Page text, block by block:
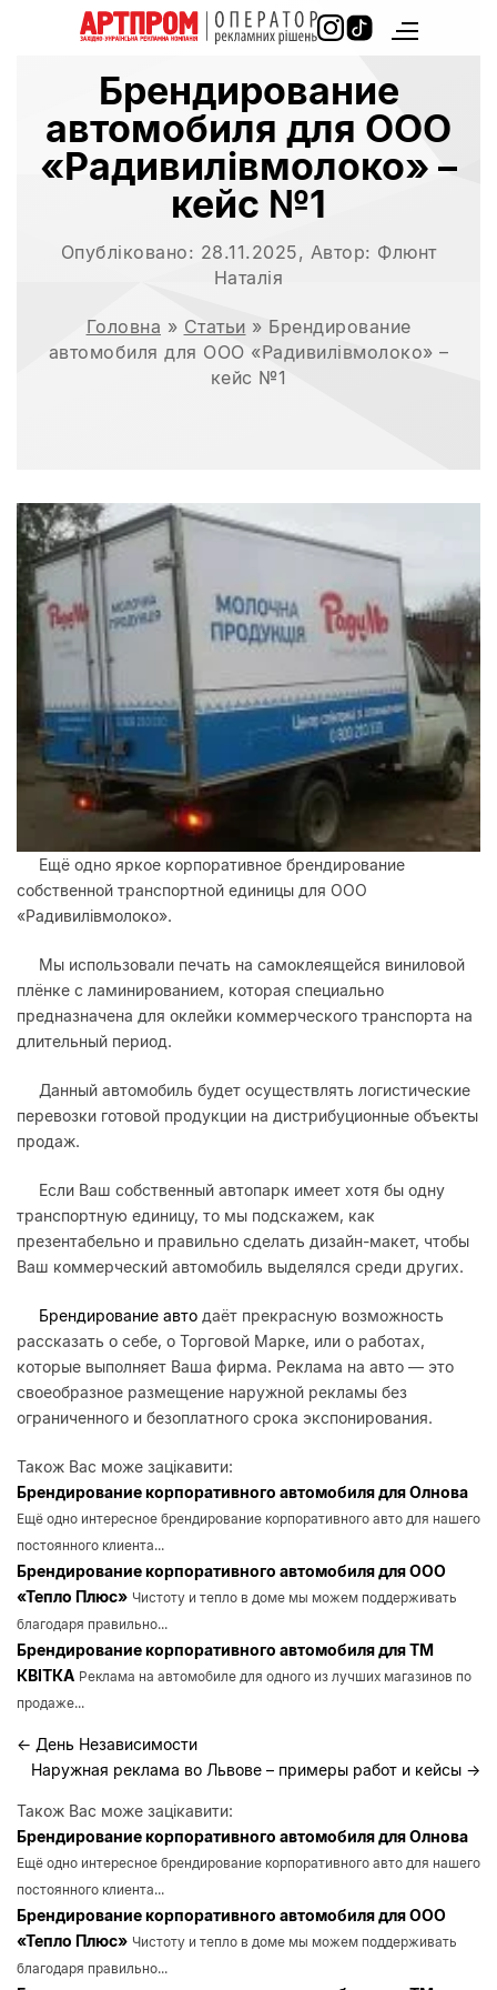
Брендирование
автомобиля для ООО
«Радивилівмолоко» –
кейс №1
Опубліковано: 28.11.2025, Автор: Флюнт
Наталія
Головна » Статьи » Брендирование
автомобиля для ООО «Радивилівмолоко» –
кейс №1
Ещё одно яркое корпоративное брендирование
собственной транспортной единицы для ООО
«Радивилівмолоко».
Мы использовали печать на самоклеящейся виниловой
плёнке с ламинированием, которая специально
предназначена для оклейки коммерческого транспорта на
длительный период.
Данный автомобиль будет осуществлять логистические
перевозки готовой продукции на дистрибуционные объекты
продаж.
Если Ваш собственный автопарк имеет хотя бы одну
транспортную единицу, то мы подскажем, как
презентабельно и правильно сделать дизайн-макет, чтобы
Ваш коммерческий автомобиль выделялся среди других.
Брендирование авто даёт прекрасную возможность
рассказать о себе, о Торговой Марке, или о работах,
которые выполняет Ваша фирма. Реклама на авто — это
своеобразное размещение наружной рекламы без
ограниченного и безоплатного срока экспонирования.
Також Вас може зацікавити:
Брендирование корпоративного автомобиля для Олнова
Ещё одно интересное брендирование корпоративного авто для нашего
постоянного клиента...
Брендирование корпоративного автомобиля для ООО
«Тепло Плюс» Чистоту и тепло в доме мы можем поддерживать
благодаря правильно...
Брендирование корпоративного автомобиля для ТМ
КВІТКА Реклама на автомобиле для одного из лучших магазинов по
продаже...
← День Независимости
Наружная реклама во Львове – примеры работ и кейсы →
Також Вас може зацікавити:
Брендирование корпоративного автомобиля для Олнова
Ещё одно интересное брендирование корпоративного авто для нашего
постоянного клиента...
Брендирование корпоративного автомобиля для ООО
«Тепло Плюс» Чистоту и тепло в доме мы можем поддерживать
благодаря правильно...